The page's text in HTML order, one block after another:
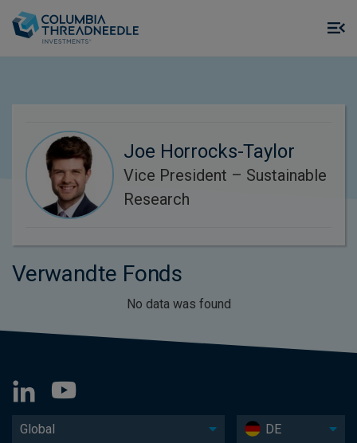
Joe Horrocks-Taylor
Vice President – Sustainable
Research
Verwandte Fonds
No data was found
Global DE